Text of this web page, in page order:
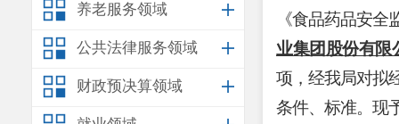
养老服务领域
公共法律服务领域
财政预决算领域
《食品药品安
业集团股份有限
项，经我局对拟
条件、标准。现